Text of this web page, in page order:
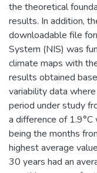
the theoretical
results. In addition,
downloadable file
System (NIS) was
climate maps with
results obtained
variability data
period under study
a difference of
being the months
highest average
30 years had an